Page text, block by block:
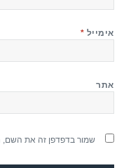
אימייל *
אתר
שמור בדפדפן זה את השם,